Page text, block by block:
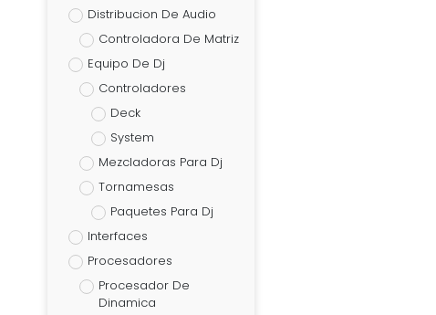
Distribucion De Audio
Controladora De Matriz
Equipo De Dj
Controladores
Deck
System
Mezcladoras Para Dj
Tornamesas
Paquetes Para Dj
Interfaces
Procesadores
Procesador De
Dinamica